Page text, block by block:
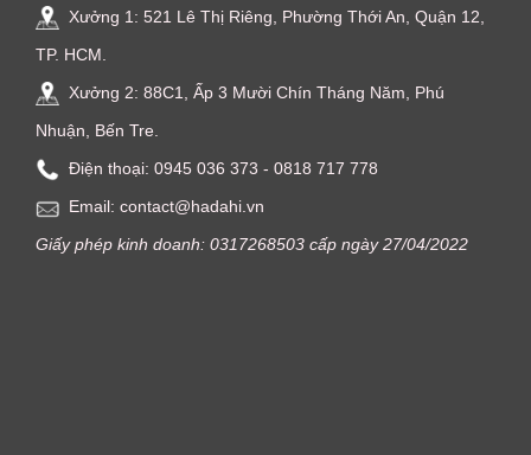
Xưởng 1: 521 Lê Thị Riêng, Phường Thới An, Quận 12,
TP. HCM.
Xưởng 2: 88C1, Ấp 3 Mười Chín Tháng Năm, Phú
Nhuận, Bến Tre.
Điện thoại: ‭0945 036 373‬ - 0818 717 778
Email: contact@hadahi.vn
Giấy phép kinh doanh: 0317268503 cấp ngày 27/04/2022